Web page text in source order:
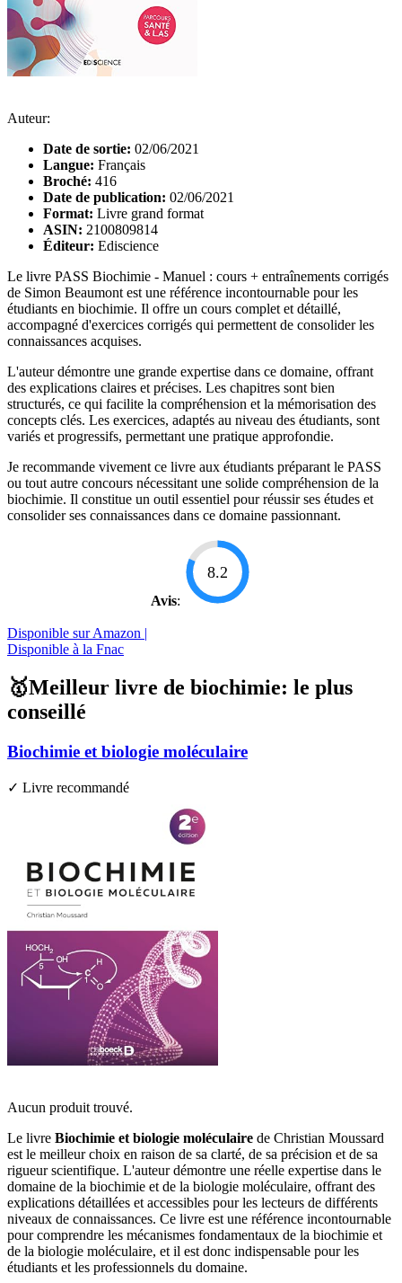
Auteur:
Date de sortie: 02/06/2021
Langue: Français
Broché: 416
Date de publication: 02/06/2021
Format: Livre grand format
ASIN: 2100809814
Éditeur: Ediscience
Le livre PASS Biochimie - Manuel : cours + entraînements corrigés
de Simon Beaumont est une référence incontournable pour les
étudiants en biochimie. Il offre un cours complet et détaillé,
accompagné d'exercices corrigés qui permettent de consolider les
connaissances acquises.
L'auteur démontre une grande expertise dans ce domaine, offrant
des explications claires et précises. Les chapitres sont bien
structurés, ce qui facilite la compréhension et la mémorisation des
concepts clés. Les exercices, adaptés au niveau des étudiants, sont
variés et progressifs, permettant une pratique approfondie.
Je recommande vivement ce livre aux étudiants préparant le PASS
ou tout autre concours nécessitant une solide compréhension de la
biochimie. Il constitue un outil essentiel pour réussir ses études et
consolider ses connaissances dans ce domaine passionnant.
Avis:
8.2
Disponible sur Amazon |
Disponible à la Fnac
🥇Meilleur livre de biochimie: le plus
conseillé
Biochimie et biologie moléculaire
✓ Livre recommandé
Aucun produit trouvé.
Le livre Biochimie et biologie moléculaire de Christian Moussard
est le meilleur choix en raison de sa clarté, de sa précision et de sa
rigueur scientifique. L'auteur démontre une réelle expertise dans le
domaine de la biochimie et de la biologie moléculaire, offrant des
explications détaillées et accessibles pour les lecteurs de différents
niveaux de connaissances. Ce livre est une référence incontournable
pour comprendre les mécanismes fondamentaux de la biochimie et
de la biologie moléculaire, et il est donc indispensable pour les
étudiants et les professionnels du domaine.